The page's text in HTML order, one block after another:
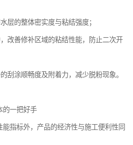
层的整体密实度与粘结强度；
改善修补区域的粘结性能，防止二次开
刮涂顺畅度及附着力，减少脱粉现象。
的一把好手
指标外，产品的经济性与施工便利性同